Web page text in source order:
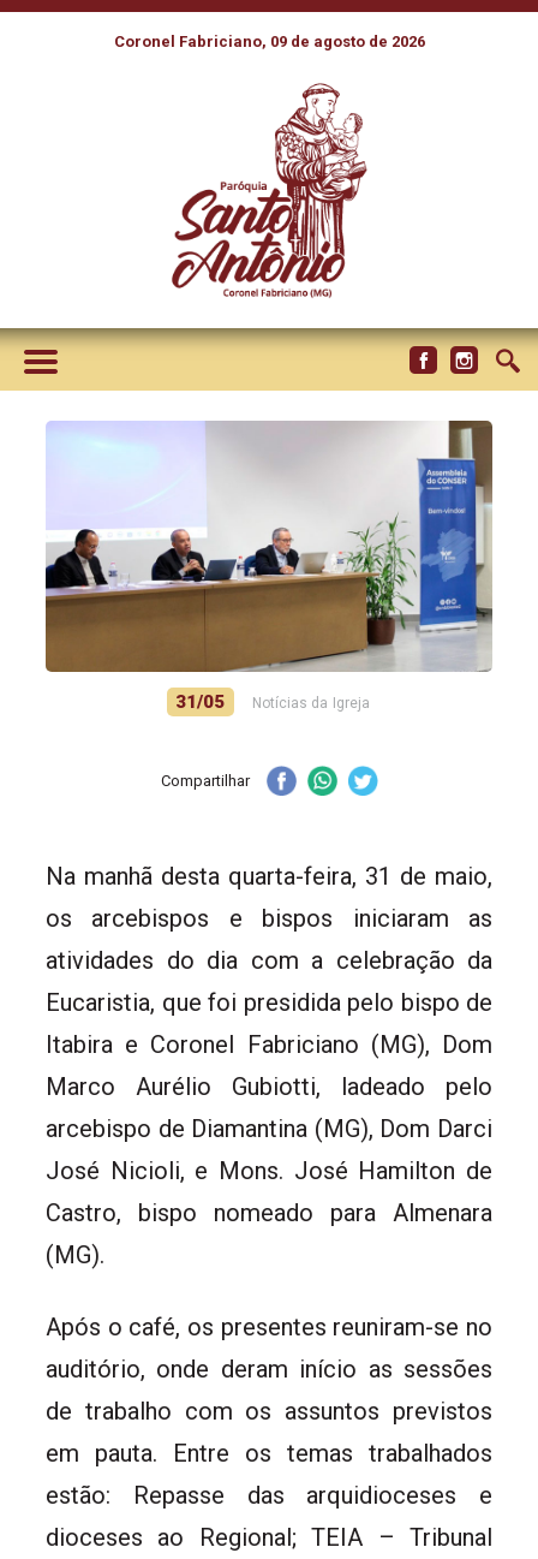
Coronel Fabriciano, 09 de agosto de 2026
SEGUNDO DIA DA
ASSEMBLEIA DO CONSER É
FOCADO EM SESSÕES DE
TRABALHO COM DISCUSSÃO
DE TEMAS VARIADOS
31/05 Notícias da Igreja
Compartilhar
Na manhã desta quarta-feira, 31 de maio,
os arcebispos e bispos iniciaram as
atividades do dia com a celebração da
Eucaristia, que foi presidida pelo bispo de
Itabira e Coronel Fabriciano (MG), Dom
Marco Aurélio Gubiotti, ladeado pelo
arcebispo de Diamantina (MG), Dom Darci
José Nicioli, e Mons. José Hamilton de
Castro, bispo nomeado para Almenara
(MG).
Após o café, os presentes reuniram-se no
auditório, onde deram início as sessões
de trabalho com os assuntos previstos
em pauta. Entre os temas trabalhados
estão: Repasse das arquidioceses e
dioceses ao Regional; TEIA – Tribunal